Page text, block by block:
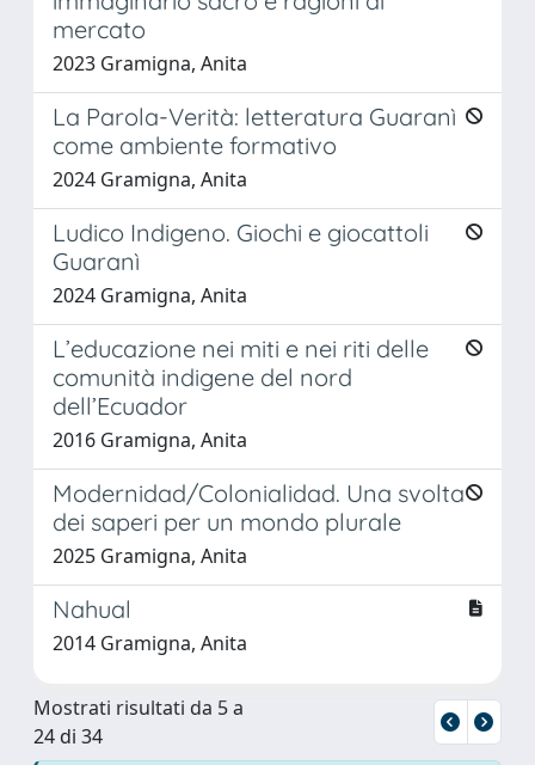
mercato
2023 Gramigna, Anita
La Parola-Verità: letteratura Guaranì
come ambiente formativo
2024 Gramigna, Anita
Ludico Indigeno. Giochi e giocattoli
Guaranì
2024 Gramigna, Anita
L’educazione nei miti e nei riti delle
comunità indigene del nord
dell’Ecuador
2016 Gramigna, Anita
Modernidad/Colonialidad. Una svolta
dei saperi per un mondo plurale
2025 Gramigna, Anita
Nahual
2014 Gramigna, Anita
Mostrati risultati da 5 a
24 di 34